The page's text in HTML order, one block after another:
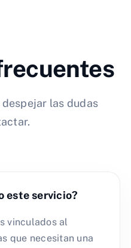
las dudas
este servicio?
vinculados al
que necesitan una